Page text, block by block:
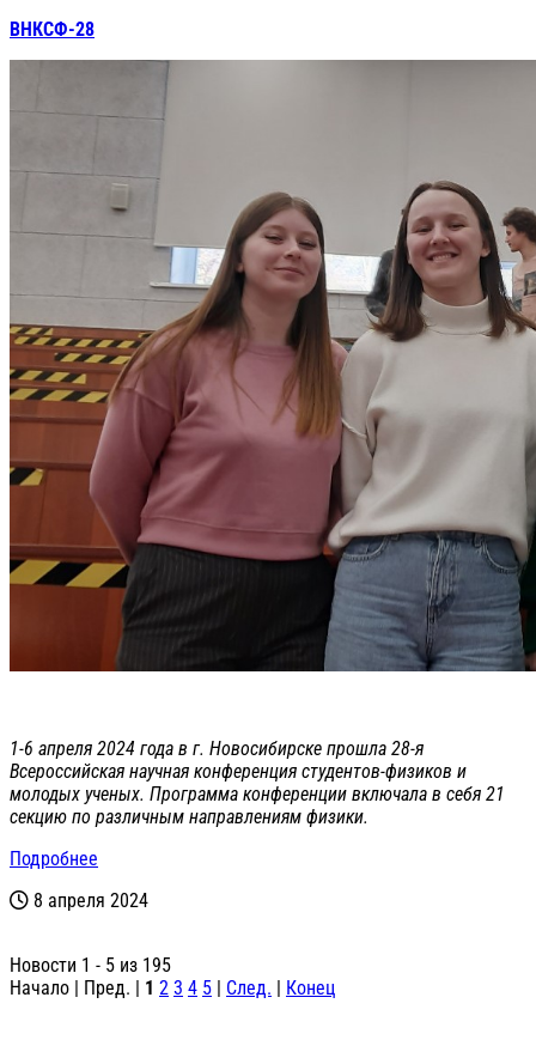
ВНКСФ-28
1-6 апреля 2024 года в г. Новосибирске прошла 28-я
Всероссийская научная конференция студентов-физиков и
молодых ученых. Программа конференции включала в себя 21
секцию по различным направлениям физики.
Подробнее
8 апреля 2024
Новости 1 - 5 из 195
Начало | Пред. | 1 2 3 4 5 | След. | Конец